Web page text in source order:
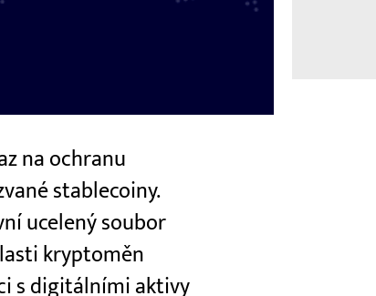
na ochranu
stablecoiny.
ucelený soubor
kryptoměn
s digitálními aktivy